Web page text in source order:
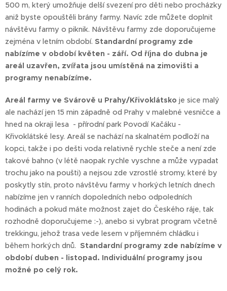
500 m, který umožňuje delší svezení pro děti nebo procházky
aniž byste opouštěli brány farmy. Navíc zde můžete doplnit
návštěvu farmy o piknik. Návštěvu farmy zde doporučujeme
zejména v letním období. Standardní programy zde
nabízíme v období květen - září. Od října do dubna je
areál uzavřen, zvířata jsou umístěná na zimovišti a
programy nenabízíme.
Areál farmy ve Svárově u Prahy/Křivoklátsko je sice malý
ale nachází jen 15 min západně od Prahy v malebné vesničce a
hned na okraji lesa - přírodní park Povodí Kačáku -
Křivoklátské lesy. Areál se nachází na skalnatém podloží na
kopci, takže i po dešti voda relativně rychle steče a není zde
takové bahno (v létě naopak rychle vyschne a může vypadat
trochu jako na poušti) a nejsou zde vzrostlé stromy, které by
poskytly stín, proto návštěvu farmy v horkých letních dnech
nabízíme jen v ranních dopoledních nebo odpoledních
hodinách a pokud máte možnost zajet do Českého ráje, tak
rozhodně doporučujeme :-), anebo si vybrat program včetně
trekkingu, jehož trasa vede lesem v příjemném chládku i
během horkých dnů. Standardní programy zde nabízíme v
období duben - listopad. Individuální programy jsou
možné po celý rok.